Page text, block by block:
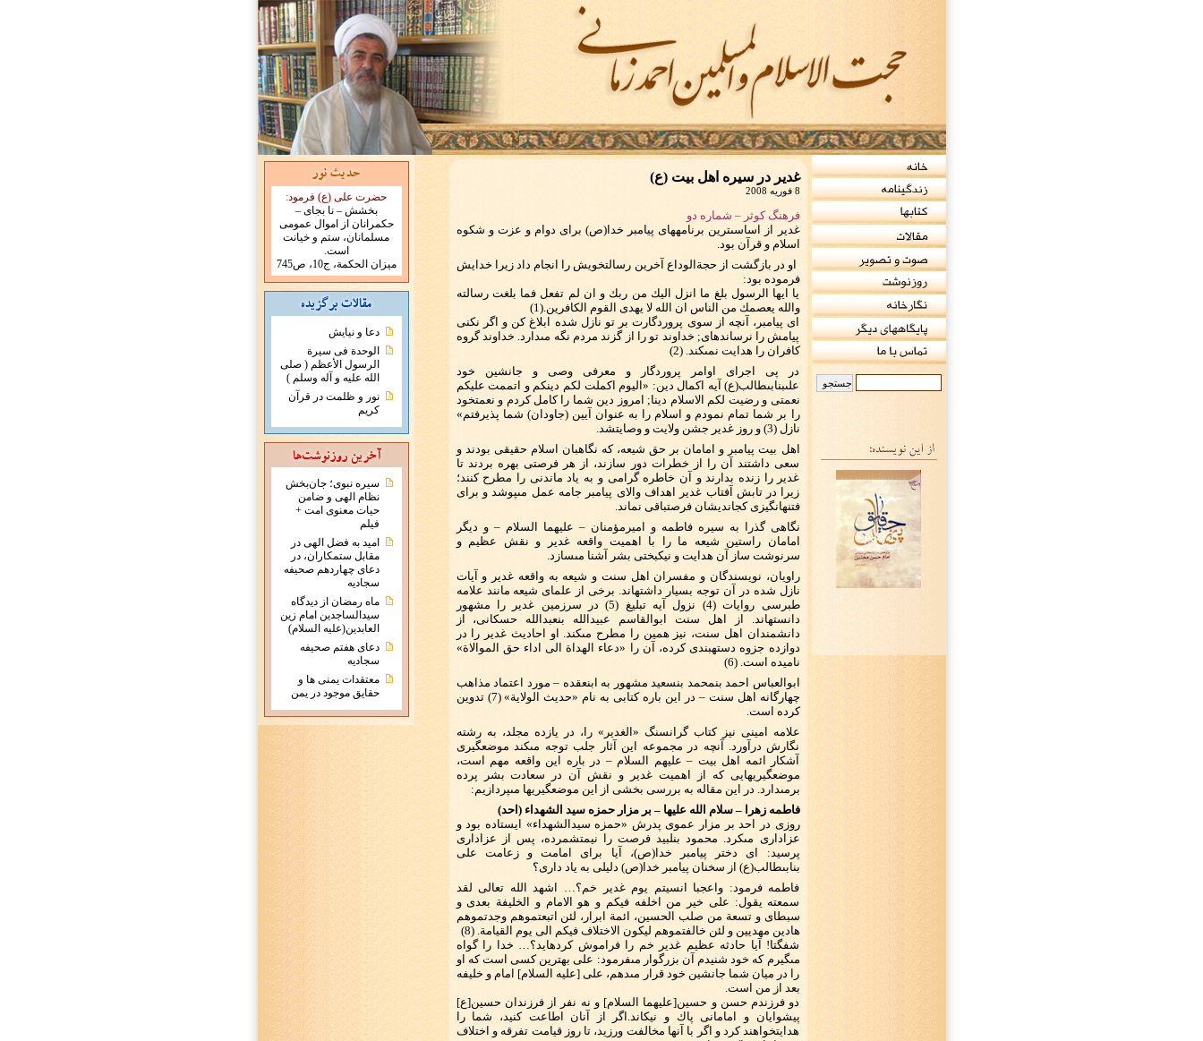
حضرت علی (ع) فرمود:
بخشش – نا بجای –
حکمرانان از اموال عمومی
مسلمانان، ستم و خیانت
است.
میزان الحکمة، ج10، ص745
دعا و نیایش
الوحدة فی سیرة
الرسول الأعظم ( صلی
الله علیه و آله وسلم )
نور و ظلمت در قرآن
کریم
سیره نبوی؛ جان‌بخش
نظام الهی و ضامن
حیات معنوی امت +
فیلم
امید به فضل الهی در
مقابل ستمکاران، در
دعای چهاردهم صحیفه
سجادیه
ماه رمضان از دیدگاه
سیدالساجدین امام زین
العابدین(علیه السلام)
دعای هفتم صحیفه
سجادیه
معتقدات يمنی ها و
حقايق موجود در يمن
غدير در سيره اهل بيت (ع)
8 فوریه 2008
فرهنگ کوثر – شماره دو
غدير از اساسى‏ترين برنامه‏هاى پيامبر خدا(ص) براى دوام و عزت و شكوه
اسلام و قرآن بود.
او در بازگشت از حجة‏الوداع آخرين رسالت‏خويش را انجام داد زيرا خدايش
فرموده بود:
يا ايها الرسول بلغ ما انزل اليك من ربك و ان لم تفعل فما بلغت رسالته
والله يعصمك من الناس ان الله لا يهدى القوم الكافرين.(1)
اى پيامبر، آنچه از سوى پروردگارت بر تو نازل شده ابلاغ كن و اگر نكنى
پيامش را نرسانده‏اى; خداوند تو را از گزند مردم نگه مى‏دارد. خداوند گروه
كافران را هدايت نمى‏كند. (2)
در پى اجراى اوامر پروردگار و معرفى وصى و جانشين خود
على‏بن‏ابى‏طالب(ع) آيه اكمال دين: «اليوم اكملت لكم دينكم و اتممت عليكم
نعمتى و رضيت لكم الاسلام دينا; امروز دين شما را كامل كردم و نعمت‏خود
را بر شما تمام نمودم و اسلام را به عنوان آيين (جاودان) شما پذيرفتم‏»
نازل (3) و روز غدير جشن ولايت و وصايت‏شد.
اهل بيت پيامبر و امامان بر حق شيعه، كه نگاهبان اسلام حقيقى بودند و
سعى داشتند آن را از خطرات دور سازند، از هر فرصتى بهره بردند تا
غدير را زنده بدارند و آن خاطره گرامى و به ياد ماندنى را مطرح كنند؛
زيرا در تابش آفتاب غدير اهداف والاى پيامبر جامه عمل مى‏پوشد و براى
فتنه‏انگيزى كج‏انديشان فرصت‏باقى نماند.
نگاهى گذرا به سيره فاطمه و اميرمؤمنان – عليهما السلام – و ديگر
امامان راستين شيعه ما را با اهميت واقعه غدير و نقش عظيم و
سرنوشت ‏ساز آن هدايت و نيكبختى بشر آشنا مى‏سازد.
راويان، نويسندگان و مفسران اهل سنت و شيعه به واقعه غدير و آيات
نازل شده در آن توجه بسيار داشته‏اند. برخى از علماى شيعه مانند علامه
طبرسى روايات (4) نزول آيه تبليغ (5) در سرزمين غدير را مشهور
دانسته‏اند. از اهل سنت ابوالقاسم عبيدالله بن‏عبدالله حسكانى، از
دانشمندان اهل سنت، نيز همين را مطرح مى‏كند. او احاديث غدير را در
دوازده جزوه دسته‏بندى كرده، آن را «دعاء الهداة الى اداء حق الموالاة‏»
ناميده است. (6)
ابوالعباس احمد بن‏محمد بن‏سعيد مشهور به ابن‏عقده – مورد اعتماد مذاهب
چهارگانه اهل سنت – در اين باره كتابى به نام «حديث الولاية‏» (7) تدوين
كرده است.
علامه امينى نيز كتاب گرانسنگ «الغدير» را، در يازده مجلد، به رشته
نگارش درآورد. آنچه در مجموعه اين آثار جلب توجه مى‏كند موضعگيرى
آشكار ائمه اهل بيت – عليهم السلام – در باره اين واقعه مهم است،
موضعگيريهايى كه از اهميت غدير و نقش آن در سعادت بشر پرده
برمى‏دارد. در اين مقاله به بررسى بخشى از اين موضعگيريها مى‏پردازيم:
فاطمه زهرا – سلام الله عليها – بر مزار حمزه سيد الشهداء (احد)
روزى در احد بر مزار عموى پدرش «حمزه سيدالشهداء» ايستاده بود و
عزادارى مى‏كرد. محمود بن‏لبيد فرصت را نيمت‏شمرده، پس از عزادارى
پرسيد: اى دختر پيامبر خدا(ص)، آيا براى امامت و زعامت على
بن‏ابى‏طالب(ع) از سخنان پيامبر خدا(ص) دليلى به ياد دارى؟
فاطمه فرمود: واعجبا انسيتم يوم غدير خم؟… اشهد الله تعالى لقد
سمعته يقول: على خير من اخلفه فيكم و هو الامام و الخليفة بعدى و
سبطاى و تسعة من صلب الحسين، ائمة ابرار، لئن اتبعتموهم وجدتموهم
هادين مهديين و لئن خالفتموهم ليكون الاختلاف فيكم الى يوم القيامة. (8)
شفگتا! آيا حادثه عظيم غدير خم را فراموش كرده‏ايد؟… خدا را گواه
مى‏گيرم كه خود شنيدم آن بزرگوار مى‏فرمود: على بهترين كسى است كه او
را در ميان شما جانشين خود قرار مى‏دهم، على [عليه السلام] امام و خليفه
بعد از من است.
دو فرزندم حسن و حسين[عليهما السلام] و نه نفر از فرزندان حسين[ع]
پيشوايان و امامانى پاك و نيك‏اند.اگر از آنان اطاعت كنيد، شما را
هدايت‏خواهند كرد و اگر با آنها مخالفت ورزيد، تا روز قيامت تفرقه و اختلاف